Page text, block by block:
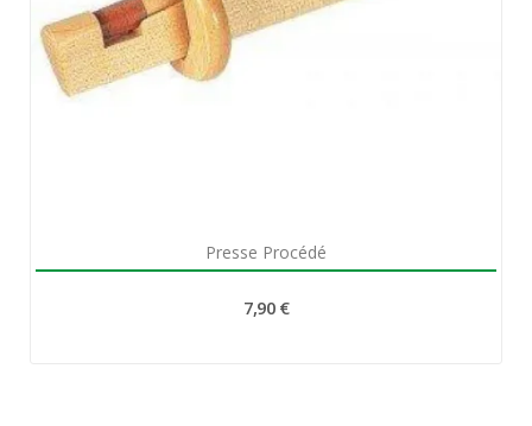
Presse Procédé
7,90 €